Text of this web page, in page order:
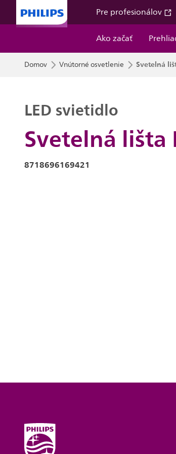
Pre profesionálov
Ako začať
Domov Vnútorné osvetlenie Svetelná
Svetelná
LED svietidlo
8718696169421